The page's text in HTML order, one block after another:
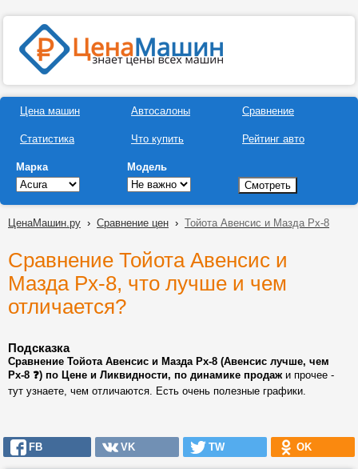
Цена машин
Статистика
Автосалоны
Что купить
Сравнение
Рейтинг авто
Марка Модель
ЦенаМашин.ру › Сравнение цен › Тойота Авенсис и Мазда Рх-8
Сравнение Тойота Авенсис и
Мазда Рх-8, что лучше и чем
отличается?
Подсказка
Сравнение Тойота Авенсис и Мазда Рх-8 (Авенсис лучше, чем
Рх-8 ❓) по Цене и Ликвидности, по динамике продажи прочее -
тут узнаете, чем отличаются. Есть очень полезные графики.
FB VK TW OK